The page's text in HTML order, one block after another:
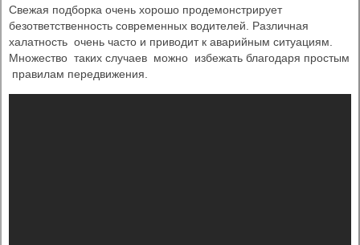
Свежая подборка очень хорошо продемонстрирует
безответственность современных водителей. Различная
халатность очень часто и приводит к аварийным ситуациям.
Множество таких случаев можно избежать благодаря простым
правилам передвижения.